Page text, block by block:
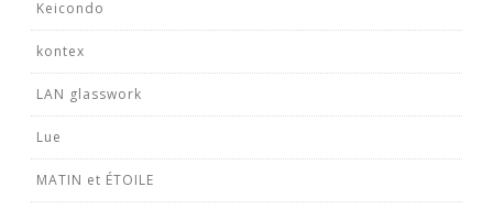
Keicondo
kontex
LAN glasswork
Lue
MATIN et ÉTOILE